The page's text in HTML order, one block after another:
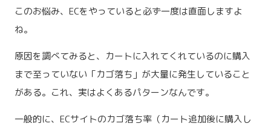
このお悩み、ECをやっていると必ず一度は直面しますよ
ね。
原因を調べてみると、カートに入れてくれているのに購入
まで至っていない「カゴ落ち」が大量に発生していること
がある。これ、実はよくあるパターンなんです。
一般的に、ECサイトのカゴ落ち率（カート追加後に購入し